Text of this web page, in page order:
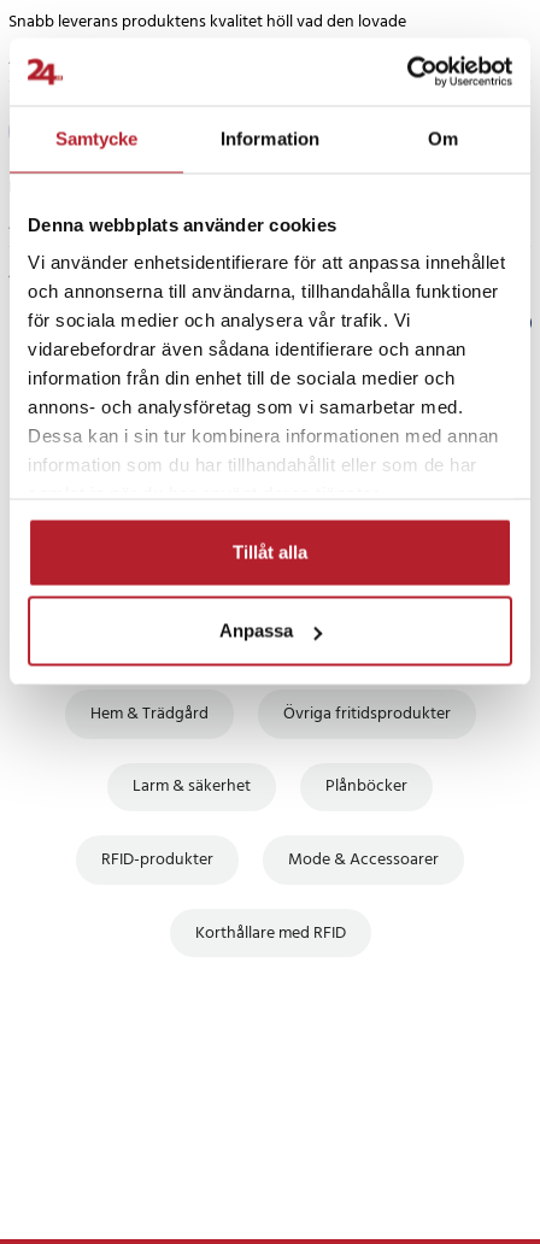
Samtycke Information Om
Denna webbplats använder cookies
Vi använder enhetsidentifierare för att anpassa innehållet
och annonserna till användarna, tillhandahålla funktioner
för sociala medier och analysera vår trafik. Vi
vidarebefordrar även sådana identifierare och annan
information från din enhet till de sociala medier och
annons- och analysföretag som vi samarbetar med.
Dessa kan i sin tur kombinera informationen med annan
information som du har tillhandahållit eller som de har
Tillåt alla
Anpassa
Snabb leverans produktens kvalitet höll vad den lovade
4 år sedan
4 år sedan
Visa fler recensioner
Verified by Trustvoice
PRISGARANTI
UTFÖRSÄLJNING
Fortsätt att fynda
Hem & Trädgård Övriga fritidsprodukter
Larm & säkerhet Plånböcker
RFID-produkter Mode & Accessoarer
Korthållare med RFID